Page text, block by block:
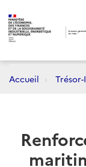
Accueil